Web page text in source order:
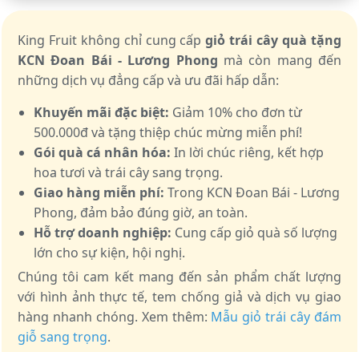
King Fruit không chỉ cung cấpgiỏ trái cây quà tặng
KCN Đoan Bái - Lương Phong mà còn mang đến
những dịch vụ đẳng cấp và ưu đãi hấp dẫn:
Khuyến mãi đặc biệt: Giảm 10% cho đơn từ
500.000đ và tặng thiệp chúc mừng miễn phí!
Gói quà cá nhân hóa: In lời chúc riêng, kết hợp
hoa tươi và trái cây sang trọng.
Giao hàng miễn phí: Trong KCN Đoan Bái - Lương
Phong, đảm bảo đúng giờ, an toàn.
Hỗ trợ doanh nghiệp: Cung cấp giỏ quà số lượng
lớn cho sự kiện, hội nghị.
Chúng tôi cam kết mang đến sản phẩm chất lượng
với hình ảnh thực tế, tem chống giả và dịch vụ giao
hàng nhanh chóng. Xem thêm: Mẫu giỏ trái cây đám
giỗ sang trọng.